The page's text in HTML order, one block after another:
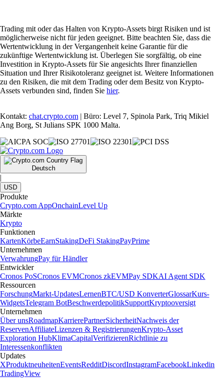
Trading mit oder das Halten von Krypto-Assets birgt Risiken und ist
möglicherweise nicht für jeden geeignet. Bitte beachten Sie, dass die
Wertentwicklung in der Vergangenheit keine Garantie für die
zukünftige Wertentwicklung ist. Überlegen Sie sorgfältig, ob eine
Investition in Krypto-Assets für Sie angesichts Ihrer finanziellen
Situation und Ihrer Risikotoleranz geeignet ist. Weitere Informationen
zu den Risiken, die mit dem Trading oder dem Besitz von Krypto-
Assets verbunden sind, finden Sie hier.
Kontakt: chat.crypto.com | Büro: Level 7, Spinola Park, Triq Mikiel
Ang Borg, St Julians SPK 1000 Malta.
Deutsch
|
USD
Produkte
Crypto.com AppOnchainLevel Up
Märkte
Krypto
Funktionen
KartenKörbeEarnStakingDeFi StakingPayPrime
Unternehmen
VerwahrungPay für Händler
Entwickler
Cronos PoSCronos EVMCronos zkEVMPay SDKAI Agent SDK
Ressourcen
ForschungMarkt-UpdatesLernenBTC/USD KonverterGlossarKurs-
WidgetsTelegram BotBeschwerdepolitikSupportKryptooversigt
Unternehmen
Über unsRoadmapKarrierePartnerSicherheitNachweis der
ReservenAffiliateLizenzen & RegistrierungenKrypto-Asset
Exploration HubKlimaCapitalVerifizierenRichtlinie zu
Interessenkonflikten
Updates
XProduktneuheitenEventsRedditDiscordInstagramFacebookLinkedin
TradingView